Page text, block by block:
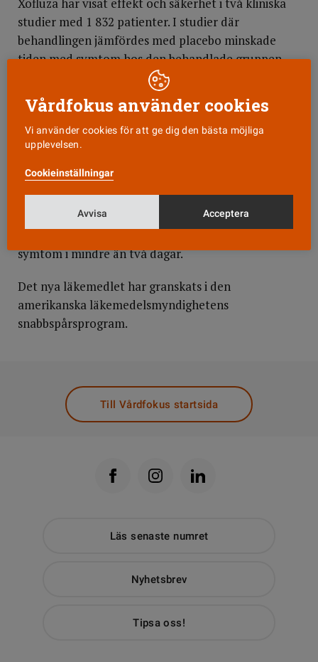
studier med 1 832 patienter. I studier där
behandlingen jämfördes med placebo minskade
tiden med symtom hos den behandlade gruppen
medan behandlingen i jämförelse med ett annat
influensaläkemedel inte visade någon skillnad
mellan patientgrupperna.
Myndigheten ser en fördel med ytterligare ett
alternativ till behandling eftersom influensavirus
kan bli resistenta.
Läkemedlet godkänns nu i USA för behandling av
symtom i mindre än två dagar.
Det nya läkemedlet har granskats i den
amerikanska läkemedelsmyndighetens
snabbspårsprogram.
Till Vårdfokus startsida
Läs senaste numret
Nyhetsbrev
Tipsa oss!
Vårdfokus använder cookies
Vi använder cookies för att ge dig den bästa möjliga
upplevelsen.
Cookieinställningar
Avvisa Acceptera